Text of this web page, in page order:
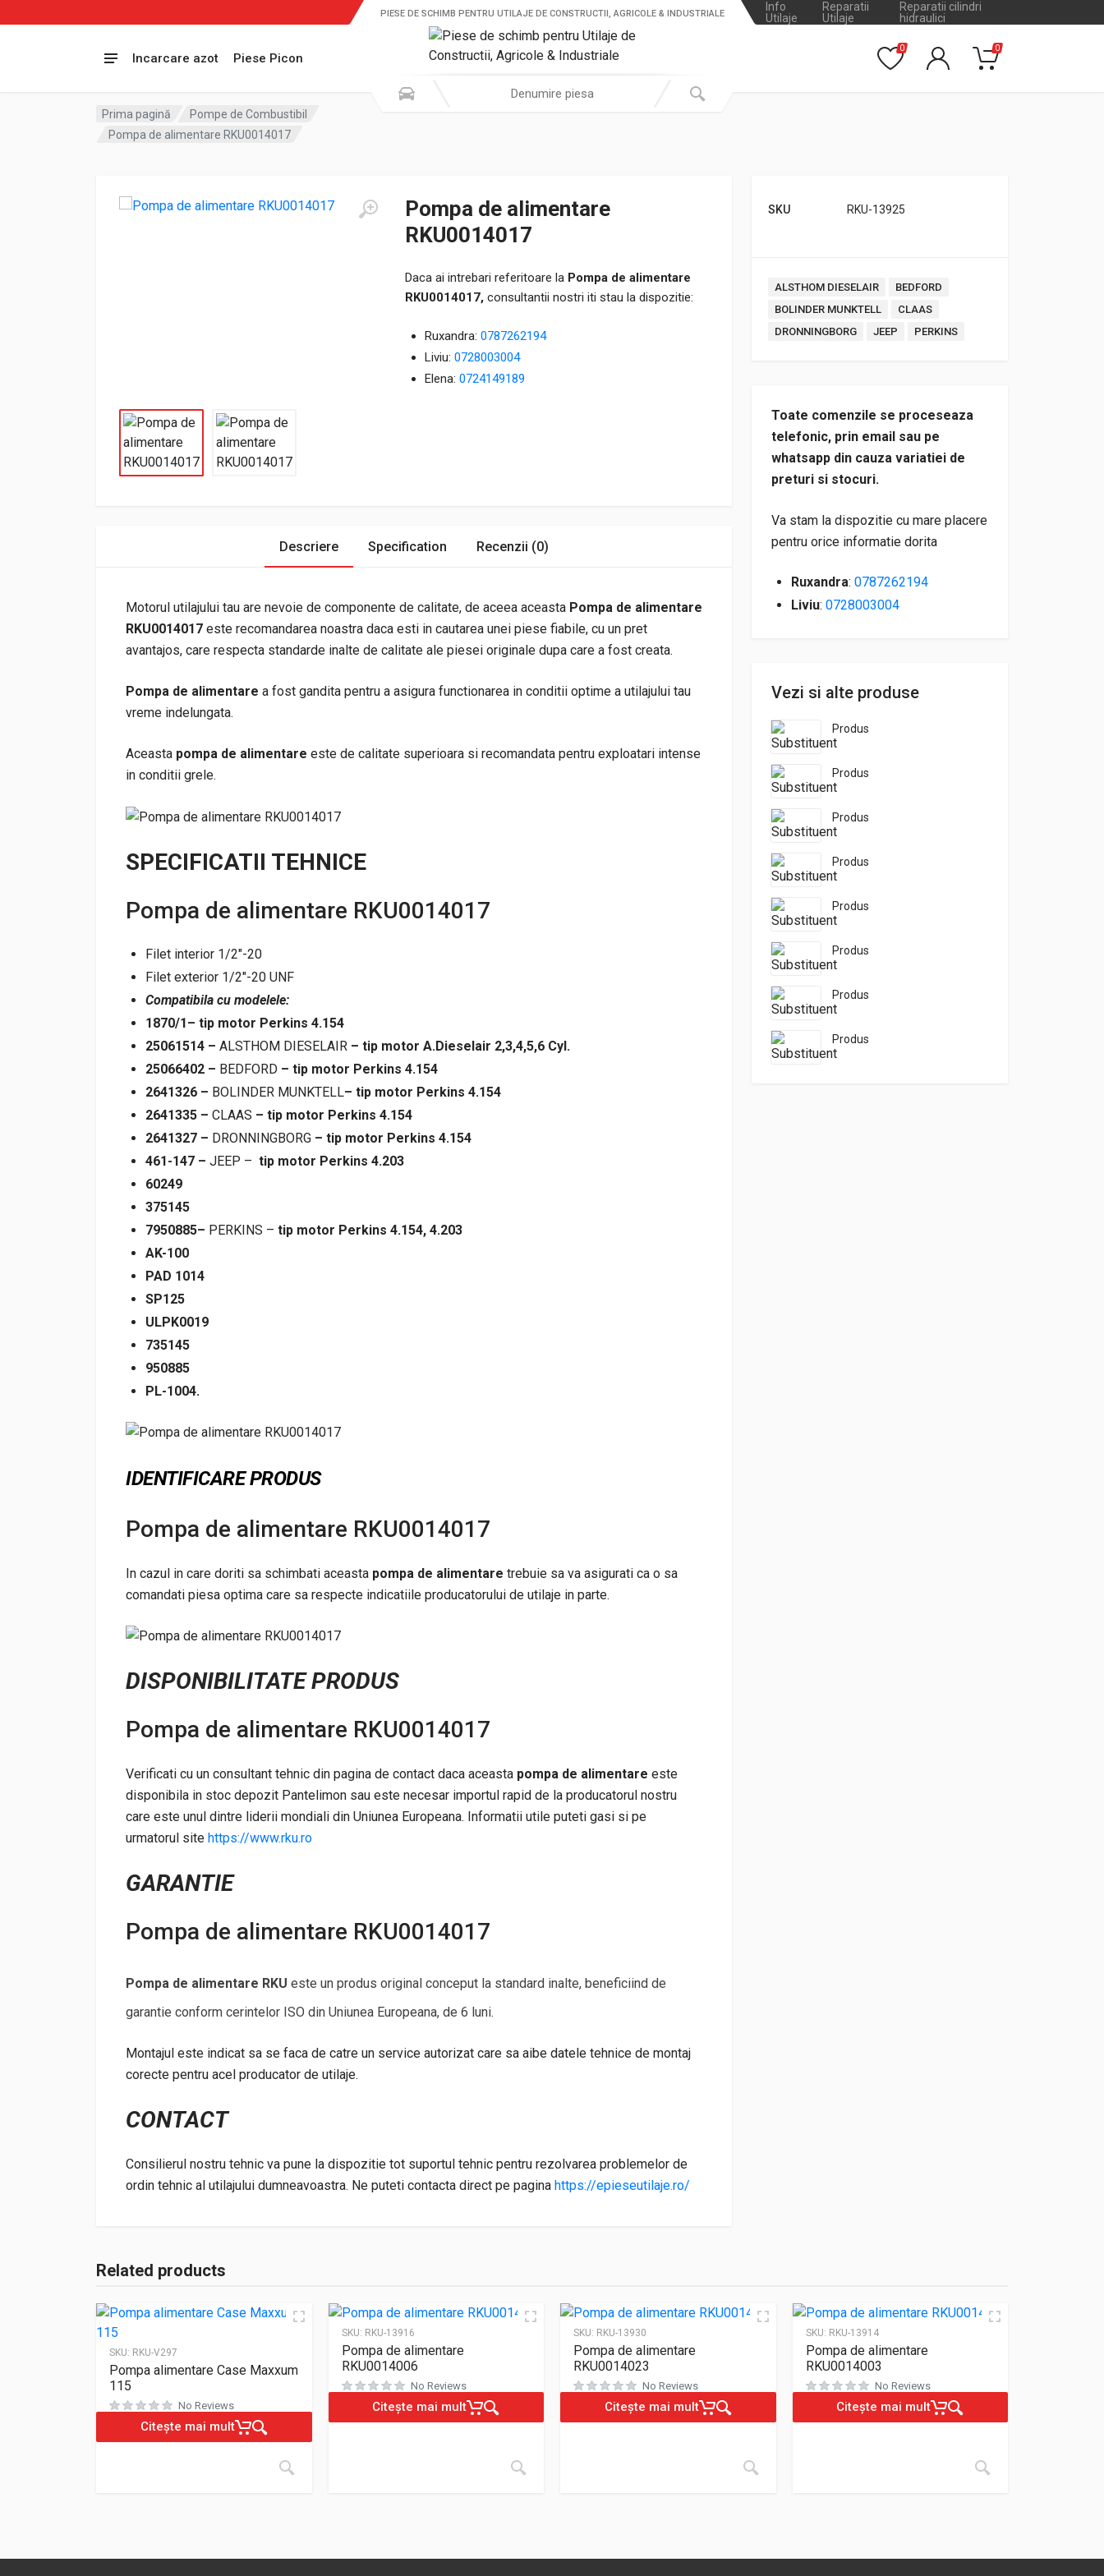
Info
Utilaje
Reparatii
Utilaje
Reparatii cilindri
hidraulici
Incarcare azot Piese Picon
PIESE DE SCHIMB PENTRU UTILAJE DE CONSTRUCTII, AGRICOLE & INDUSTRIALE
0 0
Prima pagină
Pompe de Combustibil
Pompa de alimentare RKU0014017
Pompa de alimentare
RKU0014017
Daca ai intrebari referitoare la Pompa de alimentare
RKU0014017, consultantii nostri iti stau la dispozitie:
Ruxandra: 0787262194
Liviu: 0728003004
Elena: 0724149189
SKU RKU-13925
Tags:
ALSTHOM DIESELAIR
BEDFORD
BOLINDER MUNKTELL
CLAAS
DRONNINGBORG
JEEP PERKINS
Toate comenzile se proceseaza
telefonic, prin email sau pe
whatsapp din cauza variatiei de
preturi si stocuri.
Va stam la dispozitie cu mare placere
pentru orice informatie dorita
Ruxandra: 0787262194
Liviu: 0728003004
Vezi si alte produse
Produs
Produs
Produs
Produs
Produs
Produs
Produs
Produs
Descriere Specification Recenzii (0)
Motorul utilajului tau are nevoie de componente de calitate, de aceea aceasta Pompa de alimentare
RKU0014017 este recomandarea noastra daca esti in cautarea unei piese fiabile, cu un pret
avantajos, care respecta standarde inalte de calitate ale piesei originale dupa care a fost creata.
Pompa de alimentare a fost gandita pentru a asigura functionarea in conditii optime a utilajului tau
vreme indelungata.
Aceasta pompa de alimentare este de calitate superioara si recomandata pentru exploatari intense
in conditii grele.
SPECIFICATII TEHNICE
Pompa de alimentare RKU0014017
Filet interior 1/2″-20
Filet exterior 1/2″-20 UNF
Compatibila cu modelele:
1870/1– tip motor Perkins 4.154
25061514 – ALSTHOM DIESELAIR – tip motor A.Dieselair 2,3,4,5,6 Cyl.
25066402 – BEDFORD – tip motor Perkins 4.154
2641326 – BOLINDER MUNKTELL– tip motor Perkins 4.154
2641335 – CLAAS – tip motor Perkins 4.154
2641327 – DRONNINGBORG – tip motor Perkins 4.154
461-147 – JEEP – tip motor Perkins 4.203
60249
375145
7950885– PERKINS – tip motor Perkins 4.154, 4.203
AK-100
PAD 1014
SP125
ULPK0019
735145
950885
PL-1004.
IDENTIFICARE PRODUS
Pompa de alimentare RKU0014017
In cazul in care doriti sa schimbati aceasta pompa de alimentare trebuie sa va asigurati ca o sa
comandati piesa optima care sa respecte indicatiile producatorului de utilaje in parte.
DISPONIBILITATE PRODUS
Pompa de alimentare RKU0014017
Verificati cu un consultant tehnic din pagina de contact daca aceasta pompa de alimentare este
disponibila in stoc depozit Pantelimon sau este necesar importul rapid de la producatorul nostru
care este unul dintre liderii mondiali din Uniunea Europeana. Informatii utile puteti gasi si pe
urmatorul site https://www.rku.ro
GARANTIE
Pompa de alimentare RKU0014017
Pompa de alimentare RKU este un produs original conceput la standard inalte, beneficiind de
garantie conform cerintelor ISO din Uniunea Europeana, de 6 luni.
Montajul este indicat sa se faca de catre un service autorizat care sa aibe datele tehnice de montaj
corecte pentru acel producator de utilaje.
CONTACT
Consilierul nostru tehnic va pune la dispozitie tot suportul tehnic pentru rezolvarea problemelor de
ordin tehnic al utilajului dumneavoastra. Ne puteti contacta direct pe pagina https://epieseutilaje.ro/
Related products
SKU: RKU-V297
Pompa alimentare Case Maxxum
115
Evaluat la
No Reviews
Citește mai mult
SKU: RKU-13916
Pompa de alimentare
RKU0014006
No Reviews
Citește mai mult
SKU: RKU-13930
Pompa de alimentare
RKU0014023
No Reviews
Citește mai mult
SKU: RKU-13914
Pompa de alimentare
RKU0014003
No Reviews
Citește mai mult